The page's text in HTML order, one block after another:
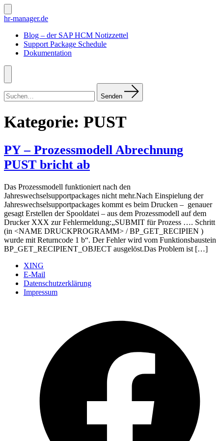
Zum
Inhalt
Suche
ein-/ausblenden
hr-manager.de
Blog – der SAP HCM Notizzettel
Support Package Schedule
Dokumentation
Menü
nach:
Senden
Kategorie: PUST
PY – Prozessmodell Abrechnung
PUST bricht ab
Das Prozessmodell funktioniert nach den
Jahreswechselsupportpackages nicht mehr.Nach Einspielung der
Jahreswechselsupportpackages kommt es beim Drucken – genauer
gesagt Erstellen der Spooldatei – aus dem Prozessmodell auf dem
Drucker XXX zur Fehlermeldung:„SUBMIT für Prozess …. Schritt
(in <NAME DRUCKPROGRAMM> / BP_GET_RECIPIEN )
wurde mit Returncode 1 b“. Der Fehler wird vom Funktionsbaustein
BP_GET_RECIPIENT_OBJECT ausgelöst.Das Problem ist […]
XING
E-Mail
Datenschutzerklärung
Impressum